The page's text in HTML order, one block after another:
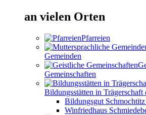
an vielen Orten
Pfarreien
Gemeinden
Gemeinschaften
Bildungsstätten in Trägerschaft
Bildungsgut
Winfriedhaus